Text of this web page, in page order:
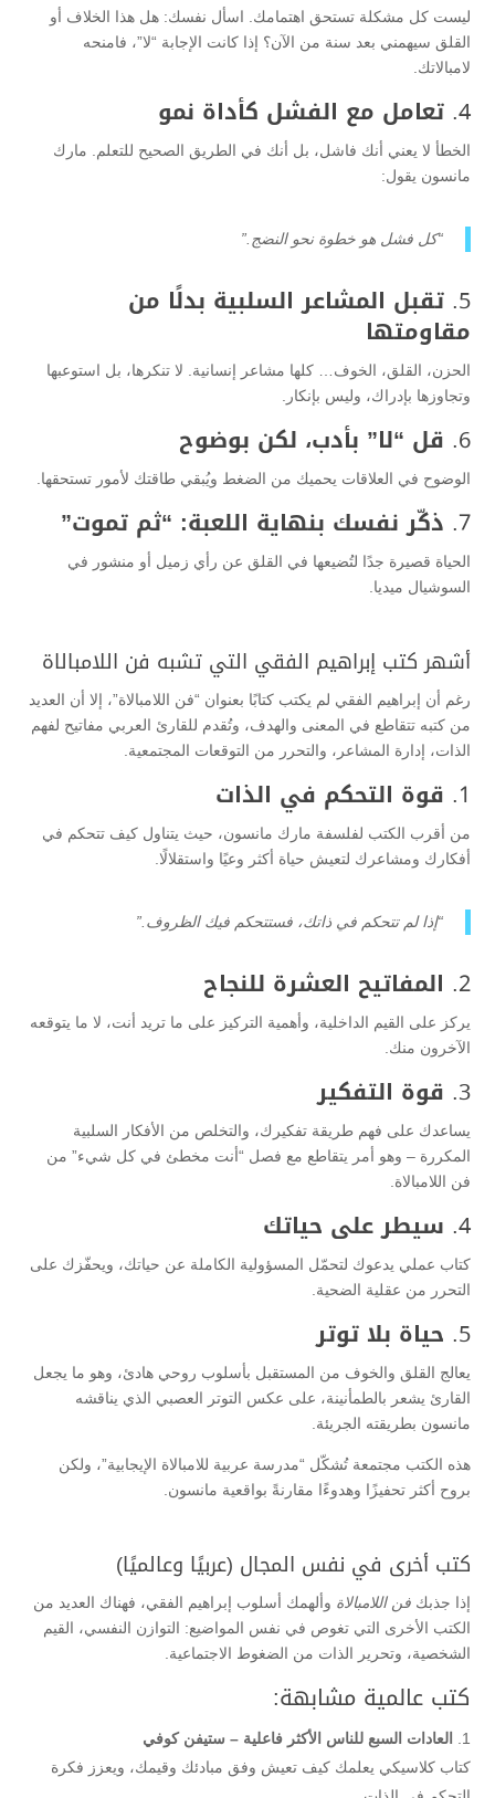
ليست كل مشكلة تستحق اهتمامك. اسأل نفسك: هل هذا الخلاف أو
القلق سيهمني بعد سنة من الآن؟ إذا كانت الإجابة “لا”، فامنحه
لامبالاتك.
4. تعامل مع الفشل كأداة نمو
الخطأ لا يعني أنك فاشل، بل أنك في الطريق الصحيح للتعلم. مارك
مانسون يقول:
“كل فشل هو خطوة نحو النضج.”
5. تقبل المشاعر السلبية بدلًا من
مقاومتها
الحزن، القلق، الخوف… كلها مشاعر إنسانية. لا تنكرها، بل استوعبها
وتجاوزها بإدراك، وليس بإنكار.
6. قل “لا” بأدب، لكن بوضوح
الوضوح في العلاقات يحميك من الضغط ويُبقي طاقتك لأمور تستحقها.
7. ذكّر نفسك بنهاية اللعبة: “ثم تموت”
الحياة قصيرة جدًا لتُضيعها في القلق عن رأي زميل أو منشور في
السوشيال ميديا.
أشهر كتب إبراهيم الفقي التي تشبه فن اللامبالاة
رغم أن إبراهيم الفقي لم يكتب كتابًا بعنوان “فن اللامبالاة”، إلا أن العديد
من كتبه تتقاطع في المعنى والهدف، وتُقدم للقارئ العربي مفاتيح لفهم
الذات، إدارة المشاعر، والتحرر من التوقعات المجتمعية.
1. قوة التحكم في الذات
من أقرب الكتب لفلسفة مارك مانسون، حيث يتناول كيف تتحكم في
أفكارك ومشاعرك لتعيش حياة أكثر وعيًا واستقلالًا.
“إذا لم تتحكم في ذاتك، فستتحكم فيك الظروف.”
2. المفاتيح العشرة للنجاح
يركز على القيم الداخلية، وأهمية التركيز على ما تريد أنت، لا ما يتوقعه
الآخرون منك.
3. قوة التفكير
يساعدك على فهم طريقة تفكيرك، والتخلص من الأفكار السلبية
المكررة – وهو أمر يتقاطع مع فصل “أنت مخطئ في كل شيء” من
فن اللامبالاة.
4. سيطر على حياتك
كتاب عملي يدعوك لتحمّل المسؤولية الكاملة عن حياتك، ويحفّزك على
التحرر من عقلية الضحية.
5. حياة بلا توتر
يعالج القلق والخوف من المستقبل بأسلوب روحي هادئ، وهو ما يجعل
القارئ يشعر بالطمأنينة، على عكس التوتر العصبي الذي يناقشه
مانسون بطريقته الجريئة.
هذه الكتب مجتمعة تُشكّل “مدرسة عربية للامبالاة الإيجابية”، ولكن
بروح أكثر تحفيزًا وهدوءًا مقارنةً بواقعية مانسون.
كتب أخرى في نفس المجال (عربيًا وعالميًا)
إذا جذبك فن اللامبالاة وألهمك أسلوب إبراهيم الفقي، فهناك العديد من
الكتب الأخرى التي تغوص في نفس المواضيع: التوازن النفسي، القيم
الشخصية، وتحرير الذات من الضغوط الاجتماعية.
كتب عالمية مشابهة:
العادات السبع للناس الأكثر فاعلية – ستيفن كوفي
كتاب كلاسيكي يعلمك كيف تعيش وفق مبادئك وقيمك، ويعزز فكرة